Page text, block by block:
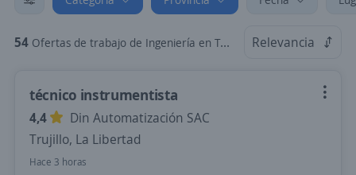
54 Ofertas de trabajo de Ingeniería en Trujillo, La Libertad Relevancia
técnico instrumentista
4,4
Din Automatización SAC
Trujillo, La Libertad
Hace 3 horas